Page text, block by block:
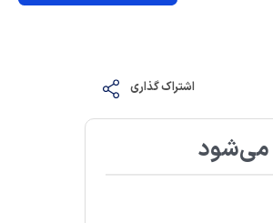
اشتراک گذاری
می‌شود